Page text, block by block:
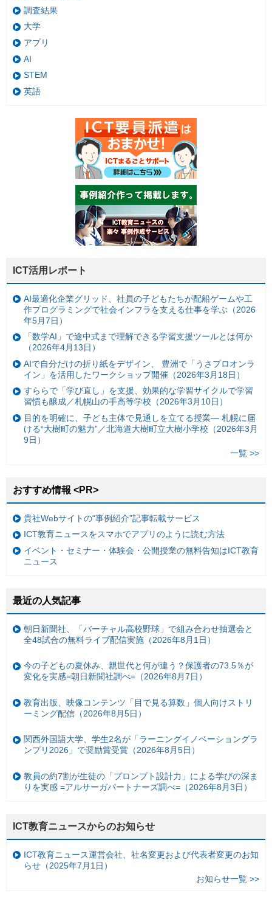
調査結果
大学
アプリ
AI
STEM
英語
ICT活用レポート
AI最適化企業グリッド、社員の子どもたちが配船ゲームや工
作プログラミングで社会インフラを支える仕事を学ぶ（2026
年5月7日）
「数学AI」で途中式まで理解できる学習支援ツールとは何か
（2026年4月13日）
AIで自分だけの折り紙をデザイン、 豊洲で「うさプロオンラ
イン」を活用したワークショップ開催（2026年3月18日）
すららで「学び直し」を支援、効果的な学習サイクルで学習
習慣も醸成／札幌山の手高等学校（2026年3月10日）
目的を明確に、子ども主体で見通しを立てる授業— 札幌に届
ける“大樹町の魅力”／北海道大樹町立大樹小学校（2026年3月
9日）
一覧 >>
おすすめ情報 <PR>
貴社Webサイトの“事例紹介”記事転載サービス
ICT教育ニュースをスマホでアプリのように読む方法
イベント・セミナー・体験会・公開授業の無料告知はICT教育
ニュース
最近の人気記事
朝日新聞社、「バーチャル高校野球」で組み合わせ抽選会と
全48試合の無料ライブ配信実施（2026年8月1日）
今の子どもの夏休み、親世代と何が違う？保護者の73.5％が
変化を実感=朝日新聞社調べ=（2026年8月7日）
教育出版、映像コンテンツ「目で見る算数」個人向けストリ
ーミング配信（2026年8月5日）
関西外国語大学、学生2名が「ラーニングイノベーショングラ
ンプリ2026」で奨励賞受賞（2026年8月5日）
教員の約7割が生徒の「プロンプト設計力」による学びの深ま
りを実感 =アルサーガパートナーズ調べ=（2026年8月3日）
ICT教育ニュースからのお知らせ
ICT教育ニュース運営会社、社名変更および代表者変更のお知
らせ（2025年7月1日）
お知らせ一覧 >>